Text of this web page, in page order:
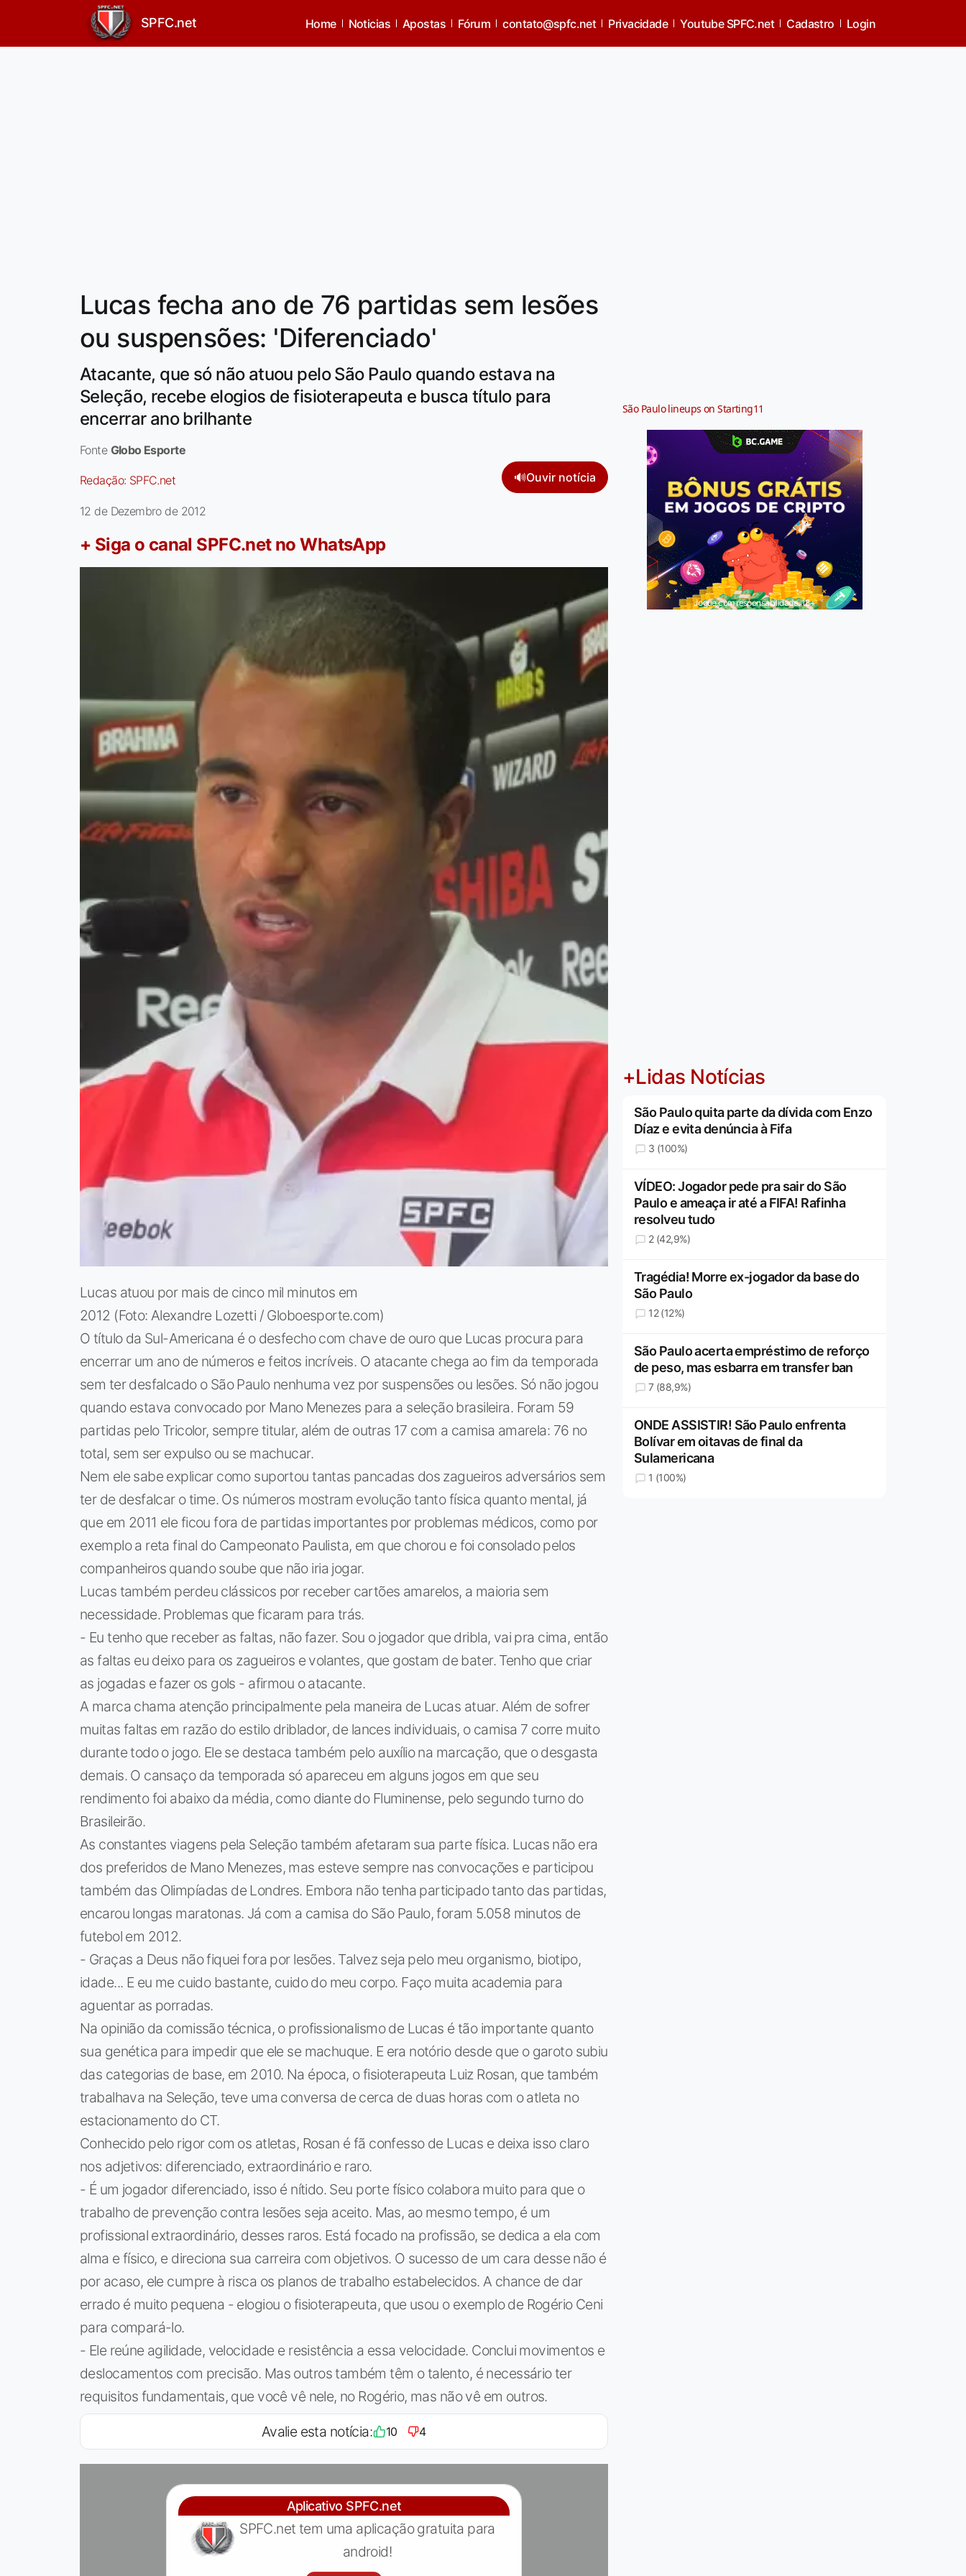
SPFC.net Home Noticias Apostas Fórum contato@spfc.net Privacidade Youtube SPFC.net Cadastro Login
Lucas fecha ano de 76 partidas sem lesões
ou suspensões: 'Diferenciado'
Atacante, que só não atuou pelo São Paulo quando estava na
Seleção, recebe elogios de fisioterapeuta e busca título para
encerrar ano brilhante
Fonte Globo Esporte
Redação: SPFC.net 🔊Ouvir notícia
12 de Dezembro de 2012
+ Siga o canal SPFC.net no WhatsApp
Lucas atuou por mais de cinco mil minutos em
2012 (Foto: Alexandre Lozetti / Globoesporte.com)
O título da Sul-Americana é o desfecho com chave de ouro que Lucas procura para
encerrar um ano de números e feitos incríveis. O atacante chega ao fim da temporada
sem ter desfalcado o São Paulo nenhuma vez por suspensões ou lesões. Só não jogou
quando estava convocado por Mano Menezes para a seleção brasileira. Foram 59
partidas pelo Tricolor, sempre titular, além de outras 17 com a camisa amarela: 76 no
total, sem ser expulso ou se machucar.
Nem ele sabe explicar como suportou tantas pancadas dos zagueiros adversários sem
ter de desfalcar o time. Os números mostram evolução tanto física quanto mental, já
que em 2011 ele ficou fora de partidas importantes por problemas médicos, como por
exemplo a reta final do Campeonato Paulista, em que chorou e foi consolado pelos
companheiros quando soube que não iria jogar.
Lucas também perdeu clássicos por receber cartões amarelos, a maioria sem
necessidade. Problemas que ficaram para trás.
- Eu tenho que receber as faltas, não fazer. Sou o jogador que dribla, vai pra cima, então
as faltas eu deixo para os zagueiros e volantes, que gostam de bater. Tenho que criar
as jogadas e fazer os gols - afirmou o atacante.
A marca chama atenção principalmente pela maneira de Lucas atuar. Além de sofrer
muitas faltas em razão do estilo driblador, de lances individuais, o camisa 7 corre muito
durante todo o jogo. Ele se destaca também pelo auxílio na marcação, que o desgasta
demais. O cansaço da temporada só apareceu em alguns jogos em que seu
rendimento foi abaixo da média, como diante do Fluminense, pelo segundo turno do
Brasileirão.
As constantes viagens pela Seleção também afetaram sua parte física. Lucas não era
dos preferidos de Mano Menezes, mas esteve sempre nas convocações e participou
também das Olimpíadas de Londres. Embora não tenha participado tanto das partidas,
encarou longas maratonas. Já com a camisa do São Paulo, foram 5.058 minutos de
futebol em 2012.
- Graças a Deus não fiquei fora por lesões. Talvez seja pelo meu organismo, biotipo,
idade... E eu me cuido bastante, cuido do meu corpo. Faço muita academia para
aguentar as porradas.
Na opinião da comissão técnica, o profissionalismo de Lucas é tão importante quanto
sua genética para impedir que ele se machuque. E era notório desde que o garoto subiu
das categorias de base, em 2010. Na época, o fisioterapeuta Luiz Rosan, que também
trabalhava na Seleção, teve uma conversa de cerca de duas horas com o atleta no
estacionamento do CT.
Conhecido pelo rigor com os atletas, Rosan é fã confesso de Lucas e deixa isso claro
nos adjetivos: diferenciado, extraordinário e raro.
- É um jogador diferenciado, isso é nítido. Seu porte físico colabora muito para que o
trabalho de prevenção contra lesões seja aceito. Mas, ao mesmo tempo, é um
profissional extraordinário, desses raros. Está focado na profissão, se dedica a ela com
alma e físico, e direciona sua carreira com objetivos. O sucesso de um cara desse não é
por acaso, ele cumpre à risca os planos de trabalho estabelecidos. A chance de dar
errado é muito pequena - elogiou o fisioterapeuta, que usou o exemplo de Rogério Ceni
para compará-lo.
- Ele reúne agilidade, velocidade e resistência a essa velocidade. Conclui movimentos e
deslocamentos com precisão. Mas outros também têm o talento, é necessário ter
requisitos fundamentais, que você vê nele, no Rogério, mas não vê em outros.
Avalie esta notícia: 10 4
Aplicativo SPFC.net
SPFC.net tem uma aplicação gratuita para
android!
São Paulo lineups on Starting11
Jogue com responsabilidade. 18+
+Lidas Notícias
São Paulo quita parte da dívida com Enzo
Díaz e evita denúncia à Fifa
3 (100%)
VÍDEO: Jogador pede pra sair do São
Paulo e ameaça ir até a FIFA! Rafinha
resolveu tudo
2 (42,9%)
Tragédia! Morre ex-jogador da base do
São Paulo
12 (12%)
São Paulo acerta empréstimo de reforço
de peso, mas esbarra em transfer ban
7 (88,9%)
ONDE ASSISTIR! São Paulo enfrenta
Bolívar em oitavas de final da
Sulamericana
1 (100%)